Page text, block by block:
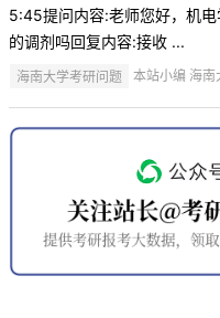
5:45提问内容:老师您好，机电
的调剂吗回复内容:接收 ...
海南大学考研问题 本站小编 海